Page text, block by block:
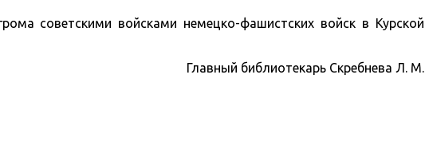
советскими войсками немецко-фашистских войск в Курской
Главный библиотекарь Скребнева Л. М.